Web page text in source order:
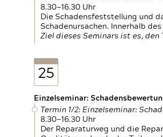
8.30—16.30 Uhr
Die Schadensfeststellung und
Schadenursachen. Innerhalb
Ziel dieses Seminars ist es, den
25
Einzelseminar:
Termin 1/2: Einzelseminar:
8.30—16.30 Uhr
Der Reparaturweg und die